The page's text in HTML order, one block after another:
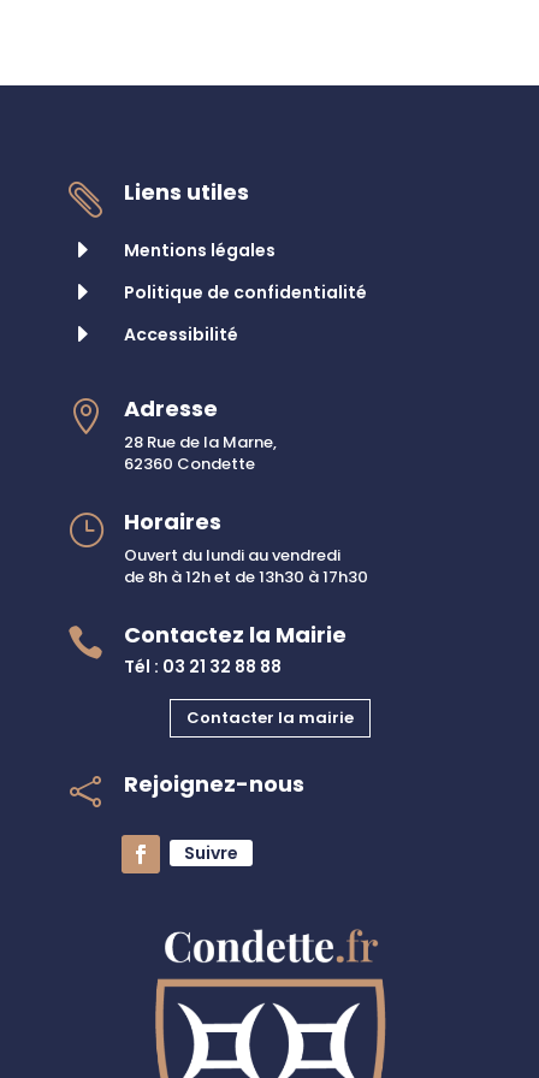

Liens utiles
E
Mentions légales
E Politique de confidentialité
E Accessibilité
 Adresse
28 Rue de la Marne,
62360 Condette
} Horaires
Ouvert du lundi au vendredi
de 8h à 12h et de 13h30 à 17h30
 Contactez la Mairie
Tél : 03 21 32 88 88
Contacter la mairie
 Rejoignez-nous
Suivre